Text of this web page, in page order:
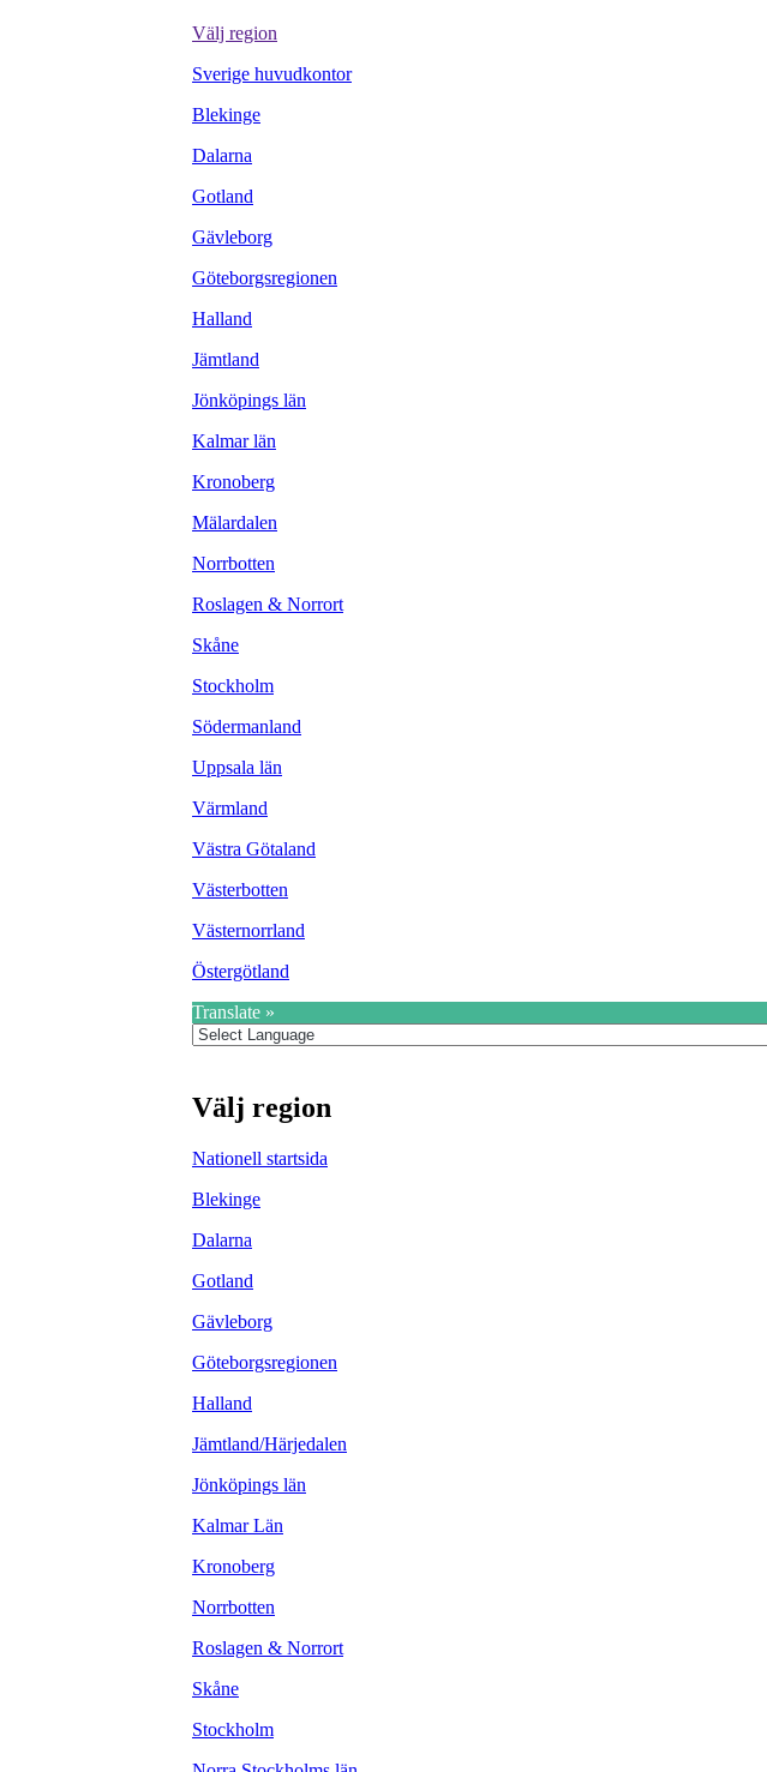
Välj region
Sverige huvudkontor
Blekinge
Dalarna
Gotland
Gävleborg
Göteborgsregionen
Halland
Jämtland
Jönköpings län
Kalmar län
Kronoberg
Mälardalen
Norrbotten
Roslagen & Norrort
Skåne
Stockholm
Södermanland
Uppsala län
Värmland
Västra Götaland
Västerbotten
Västernorrland
Östergötland
Translate »
Välj region
Nationell startsida
Blekinge
Dalarna
Gotland
Gävleborg
Göteborgsregionen
Halland
Jämtland/Härjedalen
Jönköpings län
Kalmar Län
Kronoberg
Norrbotten
Roslagen & Norrort
Skåne
Stockholm